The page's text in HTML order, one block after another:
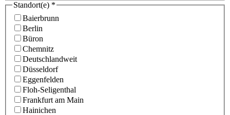
Standort(e) *
Baierbrunn
Berlin
Büron
Chemnitz
Deutschlandweit
Düsseldorf
Eggenfelden
Floh-Seligenthal
Frankfurt am Main
Hainichen